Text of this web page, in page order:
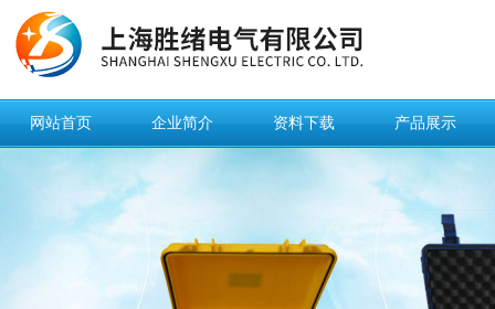
网站首页 企业简介 资料下载 产品展示